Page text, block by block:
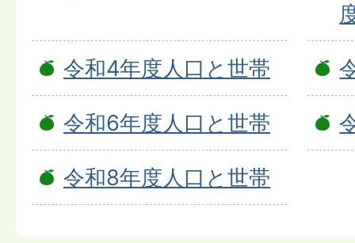
令和4年度人口と世帯
令和6年度人口と世帯
令和8年度人口と世帯